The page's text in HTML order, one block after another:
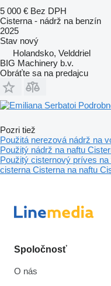
5 000 € Bez DPH
Cisterna - nádrž na benzín
2025
Stav nový
Holandsko, Velddriel
BIG Machinery b.v.
Obráťte sa na predajcu
Pozri tiež
Použitá nerezová nádrž na
Použitý nádrž na naftu
Použitý cisternový príves na
cisterna Cisterna na naftu
Spoločnosť
O nás